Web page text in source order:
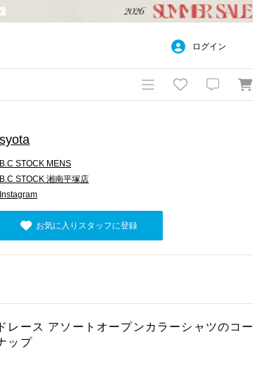
ログイン
syota
B.C STOCK MENS
B.C STOCK 湘南平塚店
Instagram
お気に入りスタッフに登録
レース アソートオープンカラーシャツのコー
ップ